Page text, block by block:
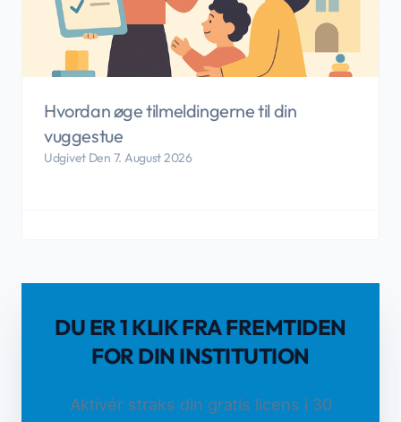
Hvordan øge tilmeldingerne til din
vuggestue
Udgivet Den 7. August 2026
DU ER 1 KLIK FRA FREMTIDEN
FOR DIN INSTITUTION
Aktivér straks din gratis licens i 30